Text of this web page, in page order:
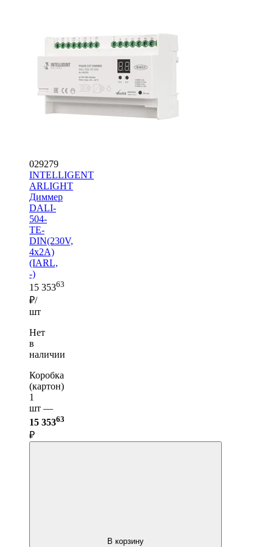
029279
INTELLIGENT
ARLIGHT
Диммер
DALI-
504-
TE-
DIN(230V,
4x2A)
(IARL,
-)
15 35363
₽/
шт
Нет
в
наличии
Коробка
(картон)
1
шт —
15 35363
₽
В корзину